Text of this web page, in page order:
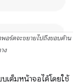
อร์ตจะขยายไปถึงขอบด้าน
ง
เต็มหน้าจอได้โดยใช้